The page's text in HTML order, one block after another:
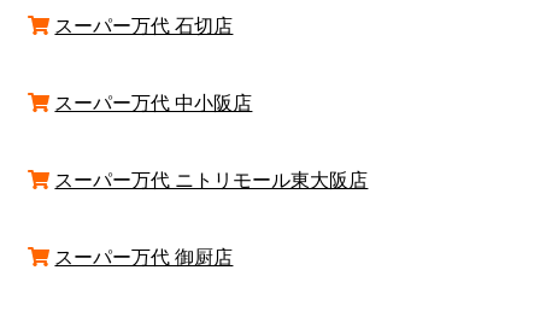
スーパー万代 石切店
スーパー万代 中小阪店
スーパー万代 ニトリモール東大阪店
スーパー万代 御厨店